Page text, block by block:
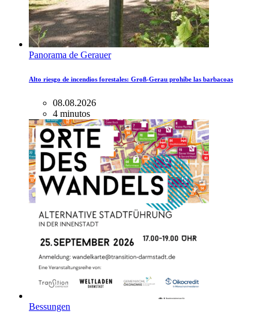
Panorama de Gerauer
Alto riesgo de incendios forestales: Groß-Gerau prohíbe las barbacoas
08.08.2026
4 minutos
Bessungen